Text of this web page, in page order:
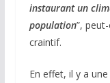
instaurant un
population”,
craintif.
En effet, il y a